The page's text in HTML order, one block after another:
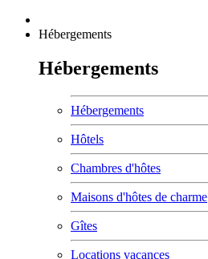
Hébergements
Hébergements
Hébergements
Hôtels
Chambres d'hôtes
Maisons d'hôtes de charme
Gîtes
Locations vacances